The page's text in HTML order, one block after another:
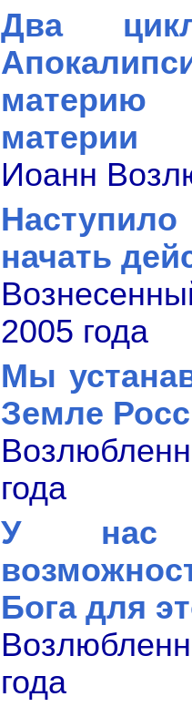
Два
материю
материи
Иоанн
начать
2005 года
Мы
Земле
года
У нас
Бога для
года